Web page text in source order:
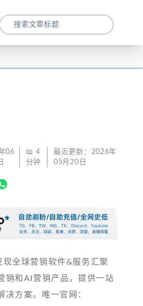
06
📖 4
分钟
最近更新： 2026年
05月20日
现全球营销软件&服务汇聚
销和AI营销产品，提供一站
决方案。唯一官网：